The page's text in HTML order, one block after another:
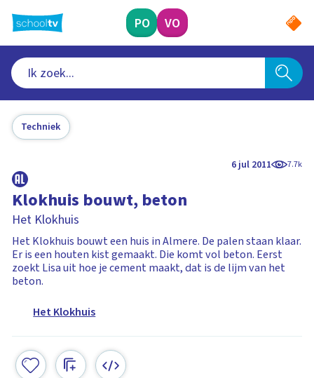
naar
hoofdinhoud
PO VO
Techniek
6 jul 2011 7.7k
Klokhuis bouwt, beton
Het Klokhuis
Het Klokhuis bouwt een huis in Almere. De palen staan klaar.
Er is een houten kist gemaakt. Die komt vol beton. Eerst
zoekt Lisa uit hoe je cement maakt, dat is de lijm van het
beton.
Het Klokhuis